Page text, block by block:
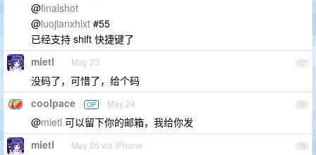
@finalshot
@luojianxhlxt #55
已经支持 shift 快捷键了
77
mietl May 23
没码了，可惜了，给个码
78
coolpace OP May 24
@mietl 可以留下你的邮箱，我给你发
79
mietl May 26 via iPhone